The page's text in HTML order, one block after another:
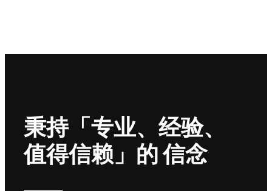
秉持「专业、经验、
值得信赖」的 信念